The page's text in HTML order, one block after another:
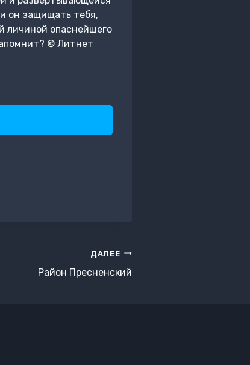
он защищать тебя,
личиной опаснейшего
© Литнет
ДАЛЕЕ
Район Пресненский